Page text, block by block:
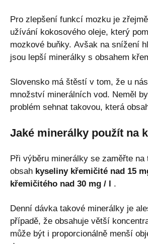
Pro zlepšení funkcí mozku je
užívání kokosového oleje, který
mozkové buňky. Avšak na snížení
jsou lepší minerálky s obsahem
Slovensko má štěstí v tom, že u
množství minerálních vod. Neměl
problém sehnat takovou, která
Jaké minerálky použít na
Při výběru minerálky se zaměřte na
obsah kyseliny křemičité nad 15
křemičitého nad 30 mg / l .
Denní dávka takové minerálky je
případě, že obsahuje větší
může být i proporcionálně menší